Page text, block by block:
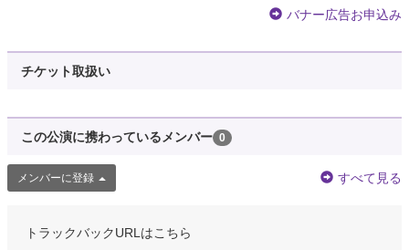
バナー広告お申込み
チケット取扱い
この公演に携わっているメンバー 0
メンバーに登録 すべて見る
トラックバックURLはこちら